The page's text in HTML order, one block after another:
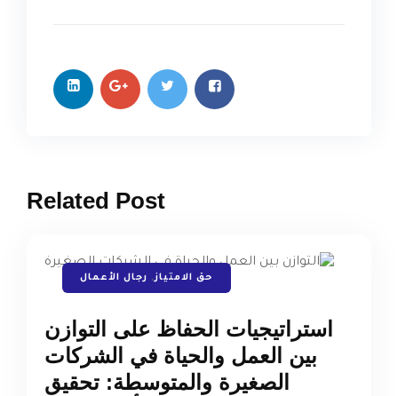
Related Post
حق الامتياز, رجال الأعمال
استراتيجيات الحفاظ على التوازن
بين العمل والحياة في الشركات
الصغيرة والمتوسطة: تحقيق